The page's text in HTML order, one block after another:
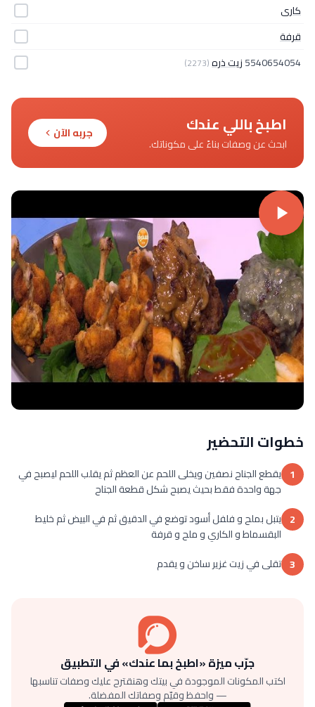
كارى
قرفة
5540654054زيت ذره(2273)
اطبخ باللي عندك
ابحث عن وصفات بناءً على مكوناتك.
جربه الآن
خطوات التحضير
1 يقطع الجناح نصفين ويخلى اللحم عن العظم ثم يقلب اللحم ليصبح في
جهة واحدة فقط بحيث يصبح شكل قطعة الجناح
2 يتبل بملح و فلفل أسود توضع في الدقيق ثم في البيض ثم خليط
البقسماط و الكاري و ملح و قرفة
3 تقلى في زيت غزير ساخن و يقدم
جرّب ميزة «اطبخ بما عندك» في التطبيق
اكتب المكونات الموجودة في بيتك وهنقترح عليك وصفات تناسبها
— واحفظ وقيّم وصفاتك المفضلة.